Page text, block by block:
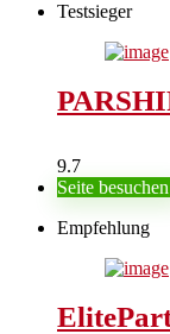
Testsieger
9.7
Seite besuchen
Empfehlung